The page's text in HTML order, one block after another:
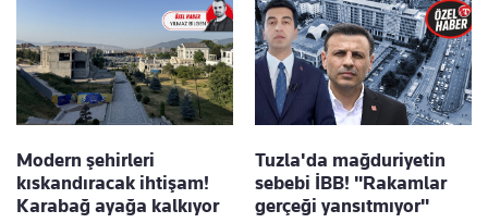
Modern şehirleri
kıskandıracak ihtişam!
Karabağ ayağa kalkıyor
Tuzla'da mağduriyetin
sebebi İBB! "Rakamlar
gerçeği yansıtmıyor"